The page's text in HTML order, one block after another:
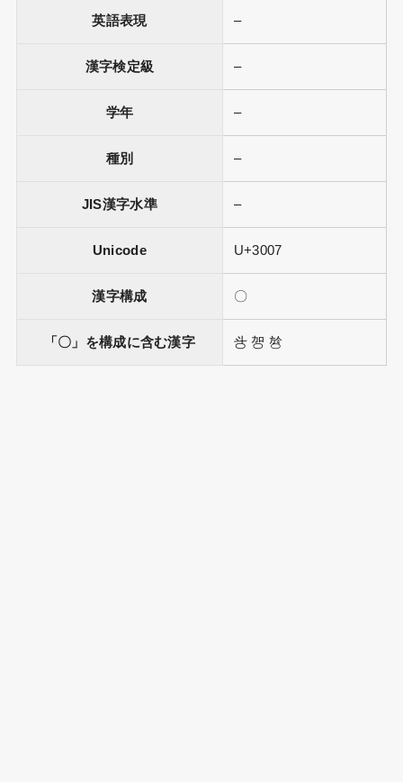
英語表現 –
漢字検定級 –
学年 –
種別 –
JIS漢字水準 –
Unicode U+3007
漢字構成 〇
「〇」を構成に含む漢字 㪳 㔔 㫈